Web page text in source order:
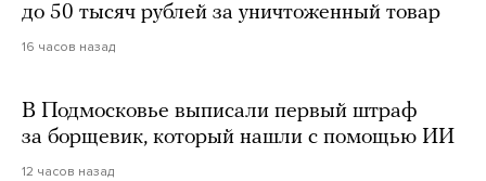
до 50 тысяч рублей за уничтоженный товар
16 часов назад
В Подмосковье выписали первый штраф
за борщевик, который нашли с помощью ИИ
12 часов назад